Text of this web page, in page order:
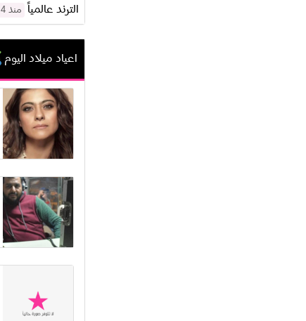
الترند عالمياً
منذ 4 سنوات
اعياد ميلاد اليوم